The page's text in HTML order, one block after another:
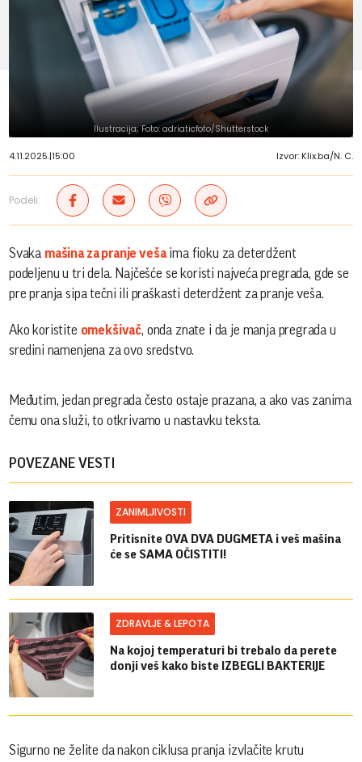
Ilustracija; Foto: adriaticfoto/Shutterstock
4.11.2025.|15:00 Izvor: Klix.ba/N. C.
Podeli:
Svaka mašina za pranje vešaima fioku za deterdžent
podeljenu u tri dela. Najčešće se koristi najveća pregrada, gde se
pre pranja sipa tečni ili praškasti deterdžent za pranje veša.
Ako koristite omekšivač, onda znate i da je manja pregrada u
sredini namenjena za ovo sredstvo.
Međutim, jedan pregrada često ostaje prazana, a ako vas zanima
čemu ona služi, to otkrivamo u nastavku teksta.
POVEZANE VESTI
ZANIMLJIVOSTI
Pritisnite OVA DVA DUGMETA i veš mašina
će se SAMA OČISTITI!
ZDRAVLJE & LEPOTA
Na kojoj temperaturi bi trebalo da perete
donji veš kako biste IZBEGLI BAKTERIJE
Sigurno ne želite da nakon ciklusa pranja izvlačite krutu